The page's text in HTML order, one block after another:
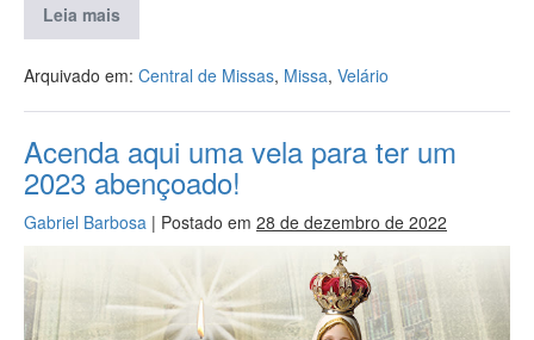
Leia mais
Arquivado em: Central de Missas, Missa, Velário
Acenda aqui uma vela para ter um
2023 abençoado!
Gabriel Barbosa | Postado em 28 de dezembro de 2022